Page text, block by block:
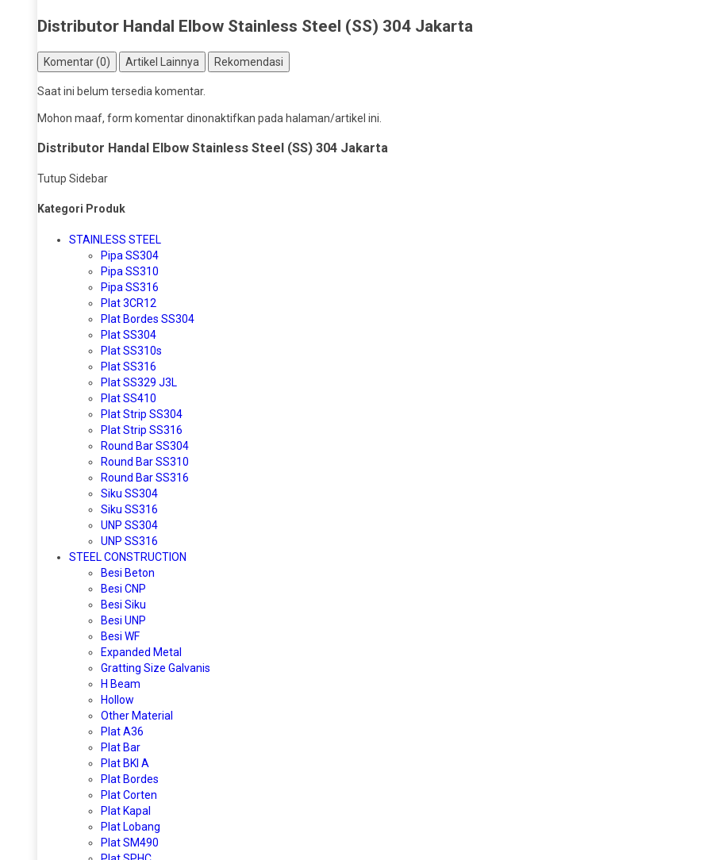
Distributor Handal Elbow Stainless Steel (SS) 304 Jakarta
Komentar (0) Artikel Lainnya Rekomendasi
Saat ini belum tersedia komentar.
Mohon maaf, form komentar dinonaktifkan pada halaman/artikel ini.
Distributor Handal Elbow Stainless Steel (SS) 304 Jakarta
Tutup Sidebar
Kategori Produk
STAINLESS STEEL
Pipa SS304
Pipa SS310
Pipa SS316
Plat 3CR12
Plat Bordes SS304
Plat SS304
Plat SS310s
Plat SS316
Plat SS329 J3L
Plat SS410
Plat Strip SS304
Plat Strip SS316
Round Bar SS304
Round Bar SS310
Round Bar SS316
Siku SS304
Siku SS316
UNP SS304
UNP SS316
STEEL CONSTRUCTION
Besi Beton
Besi CNP
Besi Siku
Besi UNP
Besi WF
Expanded Metal
Gratting Size Galvanis
H Beam
Hollow
Other Material
Plat A36
Plat Bar
Plat BKI A
Plat Bordes
Plat Corten
Plat Kapal
Plat Lobang
Plat SM490